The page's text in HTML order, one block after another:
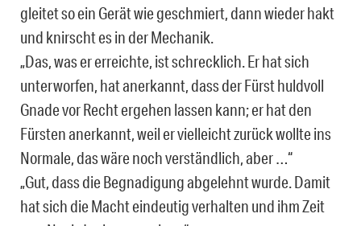
gleitet so ein Gerät wie geschmiert, dann wieder hakt
und knirscht es in der Mechanik.
„Das, was er erreichte, ist schrecklich. Er hat sich
unterworfen, hat anerkannt, dass der Fürst huldvoll
Gnade vor Recht ergehen lassen kann; er hat den
Fürsten anerkannt, weil er vielleicht zurück wollte ins
Normale, das wäre noch verständlich, aber …“
„Gut, dass die Begnadigung abgelehnt wurde. Damit
hat sich die Macht eindeutig verhalten und ihm Zeit